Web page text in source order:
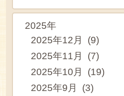
2025年
2025年12月 (9)
2025年11月 (7)
2025年10月 (19)
2025年9月 (3)